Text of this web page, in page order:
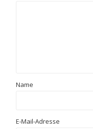
Name
E-Mail-Adresse